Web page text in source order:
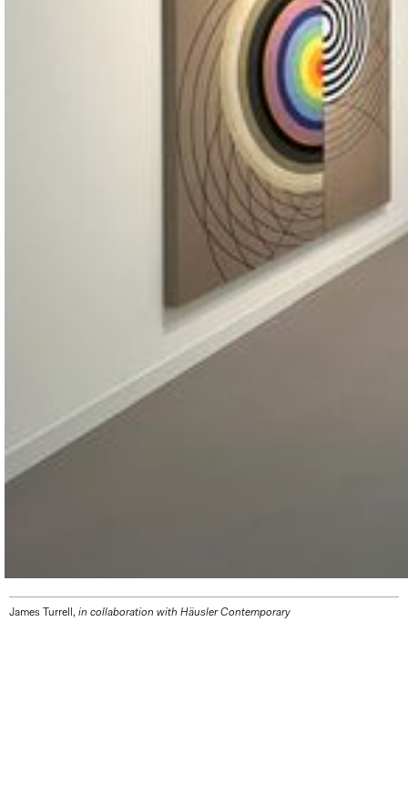
James Turrell, in collaboration with Häusler Contemporary